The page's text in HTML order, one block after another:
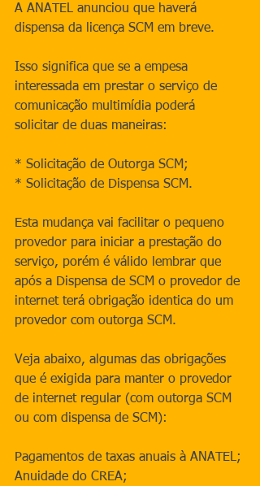
A ANATEL anunciou que haverá
dispensa da licença SCM em breve.
Isso significa que se a empesa
interessada em prestar o serviço de
comunicação multimídia poderá
solicitar de duas maneiras:
* Solicitação de Outorga SCM;
* Solicitação de Dispensa SCM.
Esta mudança vai facilitar o pequeno
provedor para iniciar a prestação do
serviço, porém é válido lembrar que
após a Dispensa de SCM o provedor de
internet terá obrigação identica do um
provedor com outorga SCM.
Veja abaixo, algumas das obrigações
que é exigida para manter o provedor
de internet regular (com outorga SCM
ou com dispensa de SCM):
Pagamentos de taxas anuais à ANATEL;
Anuidade do CREA;